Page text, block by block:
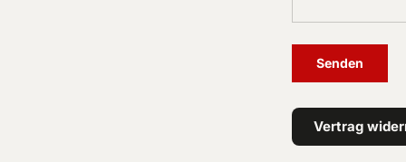
Senden
Vertrag